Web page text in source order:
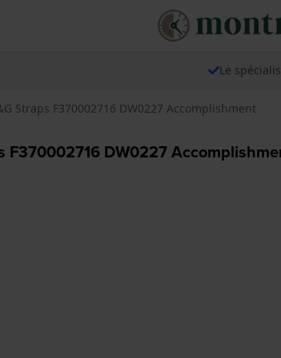
Le
Straps F370002716 DW0227 Accomplishment
F370002716 DW0227